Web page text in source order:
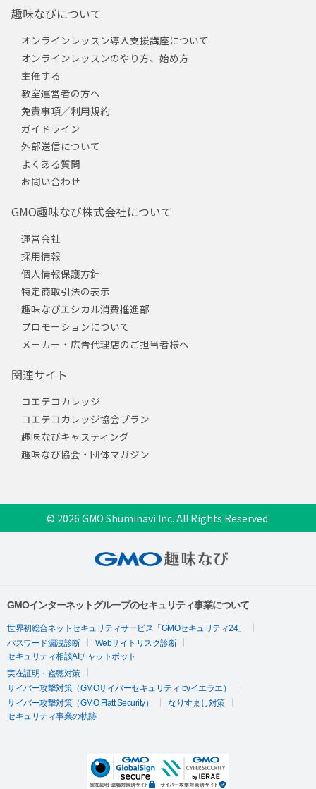
趣味なびについて
オンラインレッスン導入支援講座について
オンラインレッスンのやり方、始め方
主催する
教室運営者の方へ
免責事項／利用規約
ガイドライン
外部送信について
よくある質問
お問い合わせ
GMO趣味なび株式会社について
運営会社
採用情報
個人情報保護方針
特定商取引法の表示
趣味なびエシカル消費推進部
プロモーションについて
メーカー・広告代理店のご担当者様へ
関連サイト
コエテコカレッジ
コエテコカレッジ協会プラン
趣味なびキャスティング
趣味なび協会・団体マガジン
© 2026 GMO Shuminavi Inc. All Rights Reserved.